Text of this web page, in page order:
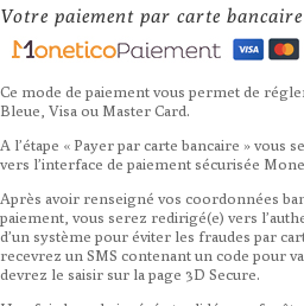
Votre paiement par carte
Ce mode de paiement vous permet de
Bleue, Visa ou Master Card.
A l’étape « Payer par carte bancaire » vous
vers l’interface de paiement sécurisée
Après avoir renseigné vos coordonnées
paiement, vous serez redirigé(e) vers
d’un système pour éviter les fraudes par
recevrez un SMS contenant un code pour
devrez le saisir sur la page 3D Secure.